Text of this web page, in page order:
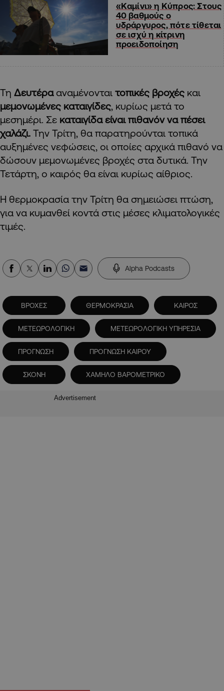
«Καμίνι» η Κύπρος: Στους
40 βαθμούς ο
υδράργυρος, πότε τίθεται
σε ισχύ η κίτρινη
προειδοποίηση
Τη Δευτέρα αναμένονται τοπικές βροχές και
μεμονωμένες καταιγίδες, κυρίως μετά το
μεσημέρι. Σε καταιγίδα είναι πιθανόν να πέσει
χαλάζι. Την Τρίτη, θα παρατηρούνται τοπικά
αυξημένες νεφώσεις, οι οποίες αρχικά πιθανό να
δώσουν μεμονωμένες βροχές στα δυτικά. Την
Τετάρτη, ο καιρός θα είναι κυρίως αίθριος.
Η θερμοκρασία την Τρίτη θα σημειώσει πτώση,
για να κυμανθεί κοντά στις μέσες κλιματολογικές
τιμές.
Alpha Podcasts
ΒΡΟΧΕΣ ΘΕΡΜΟΚΡΑΣΙΑ ΚΑΙΡΟΣ
ΜΕΤΕΩΡΟΛΟΓΙΚΗ ΜΕΤΕΩΡΟΛΟΓΙΚΗ ΥΠΗΡΕΣΙΑ
ΠΡΟΓΝΩΣΗ ΠΡΟΓΝΩΣΗ ΚΑΙΡΟΥ
ΣΚΟΝΗ ΧΑΜΗΛΟ ΒΑΡΟΜΕΤΡΙΚΟ
Advertisement